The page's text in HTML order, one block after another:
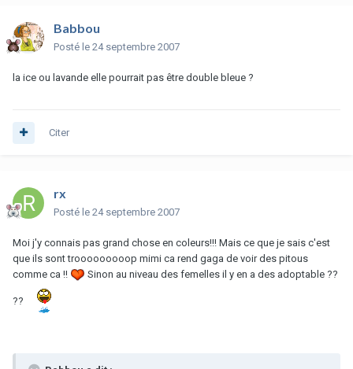
Babbou
Posté le 24 septembre 2007
la ice ou lavande elle pourrait pas être double bleue ?
Citer
rx
Posté le 24 septembre 2007
Moi j'y connais pas grand chose en coleurs!!! Mais ce que je sais c'est
que ils sont trooooooooop mimi ca rend gaga de voir des pitous
comme ca !!
Sinon au niveau des femelles il y en a des adoptable ??
??